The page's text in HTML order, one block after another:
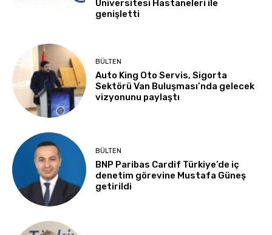
Üniversitesi Hastaneleri ile
genişletti
BÜLTEN
Auto King Oto Servis, Sigorta
Sektörü Van Buluşması’nda gelecek
vizyonunu paylaştı
BÜLTEN
BNP Paribas Cardif Türkiye’de iç
denetim görevine Mustafa Güneş
getirildi